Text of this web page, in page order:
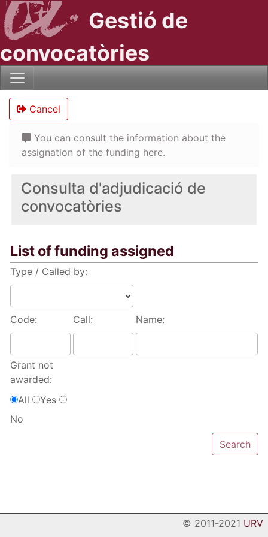
Gestió de
convocatòries
Consulta d'adjudicació de
convocatòries
List of funding assigned
Type / Called by:
Code: Call: Name:
Grant not
awarded:
All
Yes
No
Cancel
You can consult the information about the
assignation of the funding here.
© 2011-2021 URV